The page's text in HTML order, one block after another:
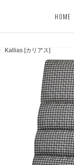
HOME
Kallias [カリアス]